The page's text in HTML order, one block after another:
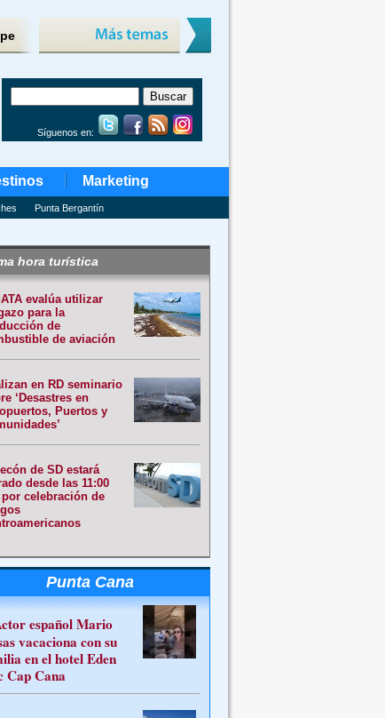
Síguenos en:
Marketing
Punta Bergantín
hora turística
evalúa utilizar
para la
de
de aviación
en RD seminario
‘Desastres en
Puertos y
de SD estará
desde las 11:00
celebración de
Punta Cana
español Mario
vacaciona con su
en el hotel Eden
Cap Cana